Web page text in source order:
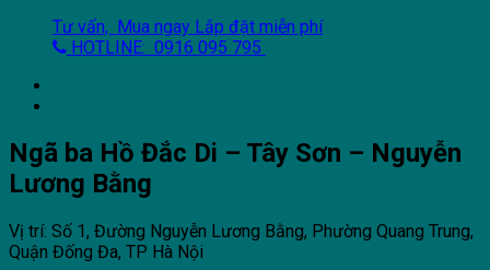
Tư vấn, Mua ngay Lắp đặt miễn phí
HOTLINE: 0916 095 795
Ngã ba Hồ Đắc Di – Tây Sơn – Nguyễn
Lương Bằng
Vị trí: Số 1, Đường Nguyễn Lương Bằng, Phường Quang Trung,
Quận Đống Đa, TP Hà Nội